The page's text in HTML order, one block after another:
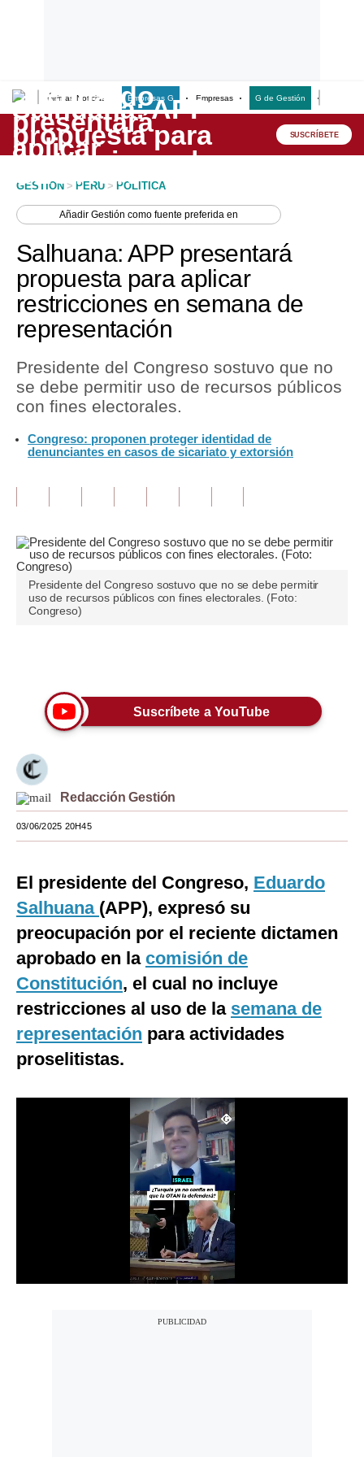
Últimas Noticias Empresas G Empresas G de Gestión
Lo último
Peru Quiosco
Economía
Mercados
Perú
Política
Tu Dinero
Inmobiliarias
Editorial
Pregunta de hoy
Viajes
Moda
Estilos
México
España
Internacional
Tecnología
Club del Suscriptor
Mix
SUSCRÍBETE
GESTION > PERU > POLITICA
AñadirGestión como fuente preferida en
Salhuana: APP presentará
propuesta para aplicar
restricciones en semana de
representación
Presidente del Congreso sostuvo que no
se debe permitir uso de recursos públicos
con fines electorales.
Congreso: proponen proteger identidad de
denunciantes en casos de sicariato y extorsión
Presidente del Congreso sostuvo que no se debe permitir
uso de recursos públicos con fines electorales. (Foto:
Congreso)
Suscríbete a YouTube
Redacción Gestión
03/06/2025 20H45
El presidente del Congreso, Eduardo
Salhuana (APP), expresó su
preocupación por el reciente dictamen
aprobado en la comisión de
Constitución, el cual no incluye
restricciones al uso de la semana de
representación para actividades
proselitistas.